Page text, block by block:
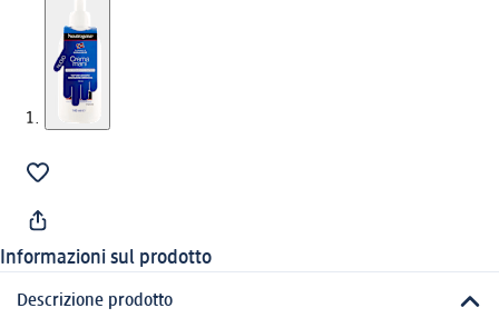
Informazioni sul prodotto
Descrizione prodotto